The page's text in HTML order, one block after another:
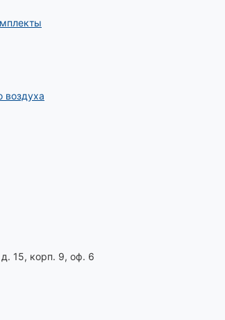
воздуха
д. 15, корп. 9, оф. 6